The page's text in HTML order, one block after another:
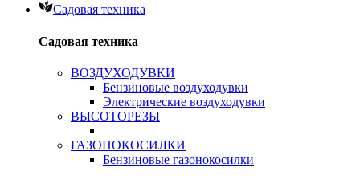
Садовая техника
Садовая техника
ВОЗДУХОДУВКИ
Бензиновые воздуходувки
Электрические воздуходувки
ВЫСОТОРЕЗЫ
ГАЗОНОКОСИЛКИ
Бензиновые газонокосилки